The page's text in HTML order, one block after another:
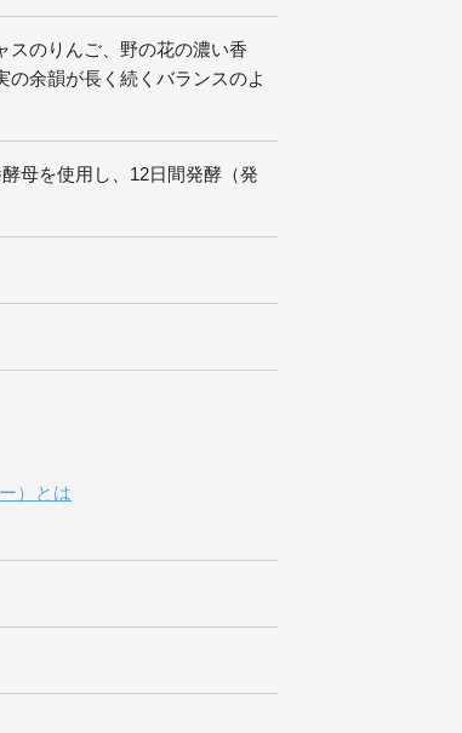
スのりんご、野の花の濃い香
余韻が長く続くバランスのよ
母を使用し、12日間発酵（発
）とは